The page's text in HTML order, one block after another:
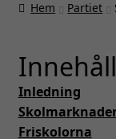
Stadgar
Hem Partiet
Innehåll
Inledning
Friskolorna